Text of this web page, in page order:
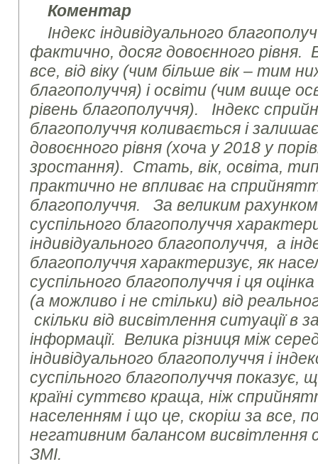
Коментар
Індекс індивідуального
фактично, досяг довоєнного рівня.
все, від віку (чим більше вік – тим
благополуччя) і освіти (чим вище
рівень благополуччя). Індекс
благополуччя коливається і
довоєнного рівня (хоча у 2018 у
зростання). Стать, вік, освіта,
практично не впливає на
благополуччя. За великим
суспільного благополуччя
індивідуального благополуччя, а
благополуччя характеризує, як
суспільного благополуччя і ця
(а можливо і не стільки) від
скільки від висвітлення ситуації в
інформації. Велика різниця між
індивідуального благополуччя і
суспільного благополуччя показує,
країні суттєво краща, ніж
населенням і що це, скоріш за все,
негативним балансом висвітлення
ЗМІ.